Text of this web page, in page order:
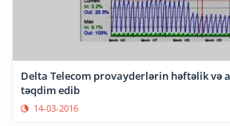
Delta Telecom provayderlərin həftəlik və
təqdim edib
14-03-2016